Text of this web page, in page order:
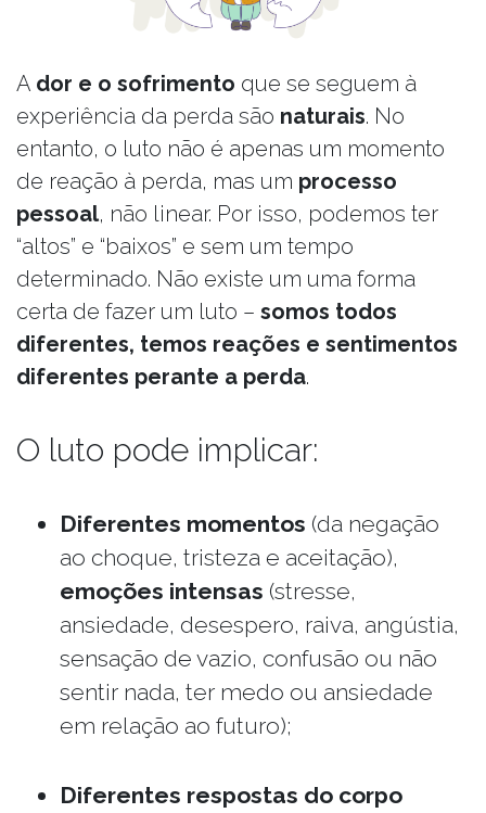
A dor e o sofrimento que se seguem à
experiência da perda são naturais. No
entanto, o luto não é apenas um momento
de reação à perda, mas um processo
pessoal, não linear. Por isso, podemos ter
“altos” e “baixos” e sem um tempo
determinado. Não existe um uma forma
certa de fazer um luto – somos todos
diferentes, temos reações e sentimentos
diferentes perante a perda.
O luto pode implicar:
Diferentes momentos (da negação
ao choque, tristeza e aceitação),
emoções intensas (stresse,
ansiedade, desespero, raiva, angústia,
sensação de vazio, confusão ou não
sentir nada, ter medo ou ansiedade
em relação ao futuro);
Diferentes respostas do corpo